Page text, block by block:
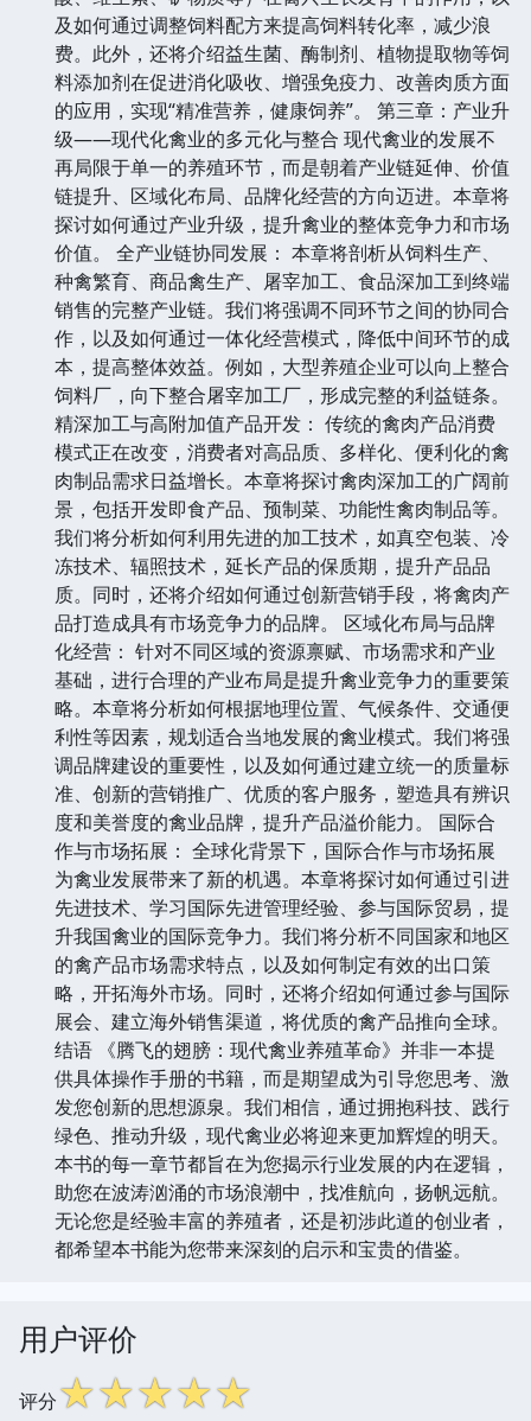
及如何通过调整饲料配方来提高饲料转化率，减少浪
费。此外，还将介绍益生菌、酶制剂、植物提取物等饲
料添加剂在促进消化吸收、增强免疫力、改善肉质方面
的应用，实现“精准营养，健康饲养”。 第三章：产业升
级——现代化禽业的多元化与整合 现代禽业的发展不
再局限于单一的养殖环节，而是朝着产业链延伸、价值
链提升、区域化布局、品牌化经营的方向迈进。本章将
探讨如何通过产业升级，提升禽业的整体竞争力和市场
价值。 全产业链协同发展： 本章将剖析从饲料生产、
种禽繁育、商品禽生产、屠宰加工、食品深加工到终端
销售的完整产业链。我们将强调不同环节之间的协同合
作，以及如何通过一体化经营模式，降低中间环节的成
本，提高整体效益。例如，大型养殖企业可以向上整合
饲料厂，向下整合屠宰加工厂，形成完整的利益链条。
精深加工与高附加值产品开发： 传统的禽肉产品消费
模式正在改变，消费者对高品质、多样化、便利化的禽
肉制品需求日益增长。本章将探讨禽肉深加工的广阔前
景，包括开发即食产品、预制菜、功能性禽肉制品等。
我们将分析如何利用先进的加工技术，如真空包装、冷
冻技术、辐照技术，延长产品的保质期，提升产品品
质。同时，还将介绍如何通过创新营销手段，将禽肉产
品打造成具有市场竞争力的品牌。 区域化布局与品牌
化经营： 针对不同区域的资源禀赋、市场需求和产业
基础，进行合理的产业布局是提升禽业竞争力的重要策
略。本章将分析如何根据地理位置、气候条件、交通便
利性等因素，规划适合当地发展的禽业模式。我们将强
调品牌建设的重要性，以及如何通过建立统一的质量标
准、创新的营销推广、优质的客户服务，塑造具有辨识
度和美誉度的禽业品牌，提升产品溢价能力。 国际合
作与市场拓展： 全球化背景下，国际合作与市场拓展
为禽业发展带来了新的机遇。本章将探讨如何通过引进
先进技术、学习国际先进管理经验、参与国际贸易，提
升我国禽业的国际竞争力。我们将分析不同国家和地区
的禽产品市场需求特点，以及如何制定有效的出口策
略，开拓海外市场。同时，还将介绍如何通过参与国际
展会、建立海外销售渠道，将优质的禽产品推向全球。
结语 《腾飞的翅膀：现代禽业养殖革命》并非一本提
供具体操作手册的书籍，而是期望成为引导您思考、激
发您创新的思想源泉。我们相信，通过拥抱科技、践行
绿色、推动升级，现代禽业必将迎来更加辉煌的明天。
本书的每一章节都旨在为您揭示行业发展的内在逻辑，
助您在波涛汹涌的市场浪潮中，找准航向，扬帆远航。
无论您是经验丰富的养殖者，还是初涉此道的创业者，
都希望本书能为您带来深刻的启示和宝贵的借鉴。
用户评价
评分☆☆☆☆☆